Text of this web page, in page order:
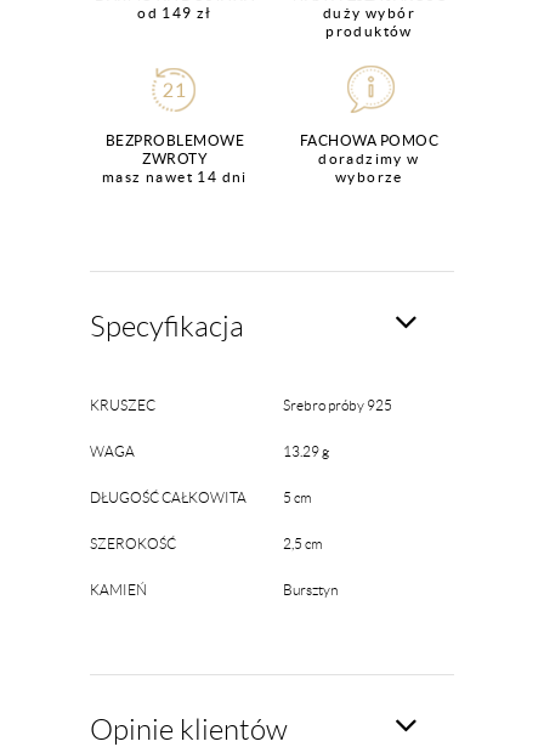
od 149 zł
duży wybór
produktów
BEZPROBLEMOWE
ZWROTY
masz nawet 14 dni
FACHOWA POMOC
doradzimy w
wyborze
Specyfikacja
KRUSZEC Srebro próby 925
WAGA 13.29 g
DŁUGOŚĆ CAŁKOWITA 5 cm
SZEROKOŚĆ 2,5 cm
KAMIEŃ Bursztyn
Opinie klientów